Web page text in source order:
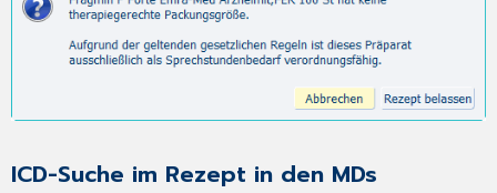
ICD-Suche im Rezept in den MDs